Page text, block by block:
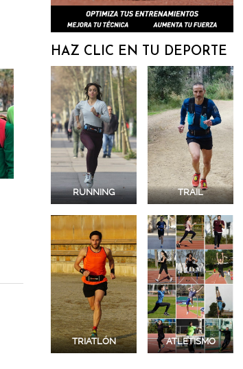
HAZ CLIC EN TU DEPORTE
RUNNING TRAIL
TRIATLÓN ATLETISMO